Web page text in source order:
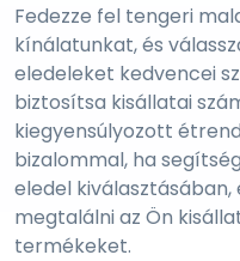
Fedezze fel tengeri
kínálatunkat, és
eledeleket kedvencei
biztosítsa kisállatai
kiegyensúlyozott
bizalommal, ha
eledel
megtalálni az Ön
termékeket.